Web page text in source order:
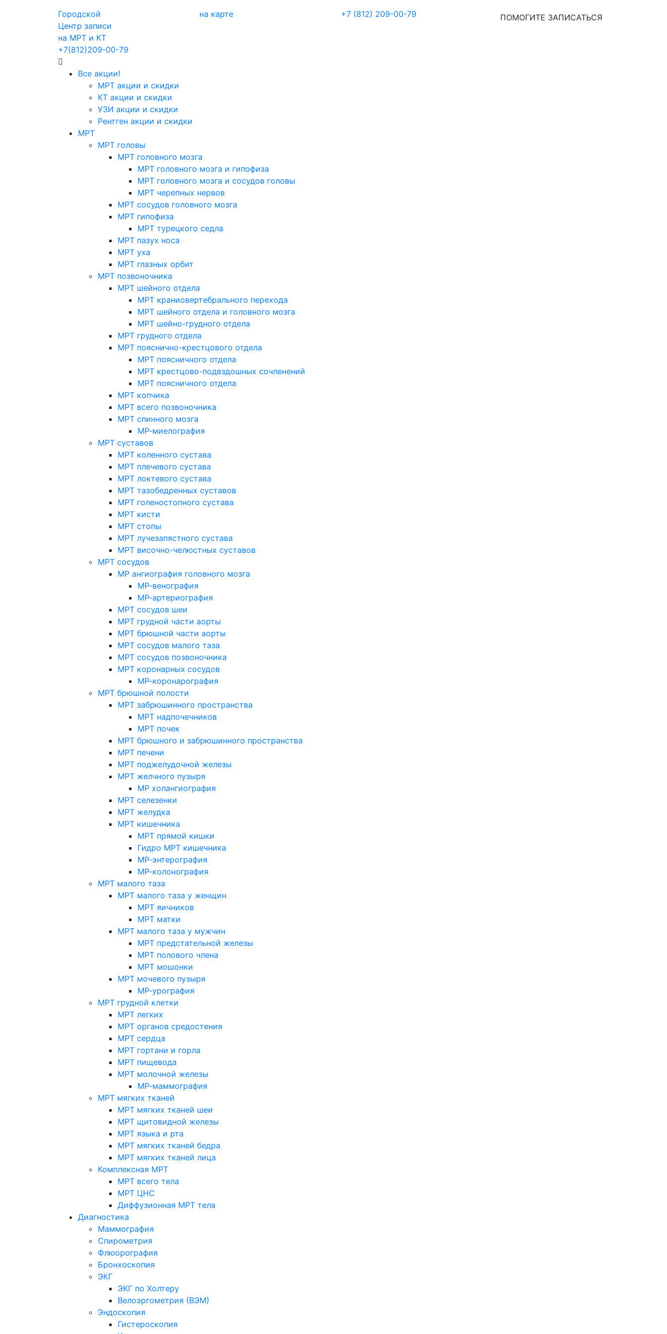
Городской
Центр записи
на МРТ и КТ
+7(812)209-00-79
на карте +7 (812) 209-00-79 ПОМОГИТЕ ЗАПИСАТЬСЯ
Все акции!
МРТ акции и скидки
КТ акции и скидки
УЗИ акции и скидки
Рентген акции и скидки
МРТ
МРТ головы
МРТ головного мозга
МРТ головного мозга и гипофиза
МРТ головного мозга и сосудов головы
МРТ черепных нервов
МРТ сосудов головного мозга
МРТ гипофиза
МРТ турецкого седла
МРТ пазух носа
МРТ уха
МРТ глазных орбит
МРТ позвоночника
МРТ шейного отдела
МРТ краниовертебрального перехода
МРТ шейного отдела и головного мозга
МРТ шейно-грудного отдела
МРТ грудного отдела
МРТ пояснично-крестцового отдела
МРТ поясничного отдела
МРТ крестцово-подвздошных сочленений
МРТ поясничного отдела
МРТ копчика
МРТ всего позвоночника
МРТ спинного мозга
МР-миелография
МРТ суставов
МРТ коленного сустава
МРТ плечевого сустава
МРТ локтевого сустава
МРТ тазобедренных суставов
МРТ голеностопного сустава
МРТ кисти
МРТ стопы
МРТ лучезапястного сустава
МРТ височно-челюстных суставов
МРТ сосудов
МР ангиография головного мозга
МР-венография
МР-артериография
МРТ сосудов шеи
МРТ грудной части аорты
МРТ брюшной части аорты
МРТ сосудов малого таза
МРТ сосудов позвоночника
МРТ коронарных сосудов
МР-коронарография
МРТ брюшной полости
МРТ забрюшинного пространства
МРТ надпочечников
МРТ почек
МРТ брюшного и забрюшинного пространства
МРТ печени
МРТ поджелудочной железы
МРТ желчного пузыря
МР холангиография
МРТ селезенки
МРТ желудка
МРТ кишечника
МРТ прямой кишки
Гидро МРТ кишечника
МР-энтерография
МР-колонография
МРТ малого таза
МРТ малого таза у женщин
МРТ яичников
МРТ матки
МРТ малого таза у мужчин
МРТ предстательной железы
МРТ полового члена
МРТ мошонки
МРТ мочевого пузыря
МР-урография
МРТ грудной клетки
МРТ легких
МРТ органов средостения
МРТ сердца
МРТ гортани и горла
МРТ пищевода
МРТ молочной железы
МР-маммография
МРТ мягких тканей
МРТ мягких тканей шеи
МРТ щитовидной железы
МРТ языка и рта
МРТ мягких тканей бедра
МРТ мягких тканей лица
Комплексная МРТ
МРТ всего тела
МРТ ЦНС
Диффузионная МРТ тела
Диагностика
Маммография
Спирометрия
Флюорография
Бронхоскопия
ЭКГ
ЭКГ по Холтеру
Велоэргометрия (ВЭМ)
Эндоскопия
Гистероскопия